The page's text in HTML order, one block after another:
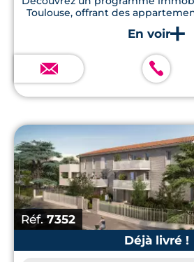
Toulouse, offrant des
terrasses en bois, jardins
normes RE2020.
Réf.7352
Déjà livré !